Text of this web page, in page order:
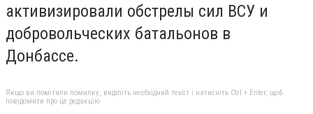
активизировали обстрелы сил ВСУ и
добровольческих батальонов в
Донбассе.
Якщо ви помітили помилку, виділіть необхідний текст і натисніть Ctrl + Enter, щоб
повідомити про це редакцію